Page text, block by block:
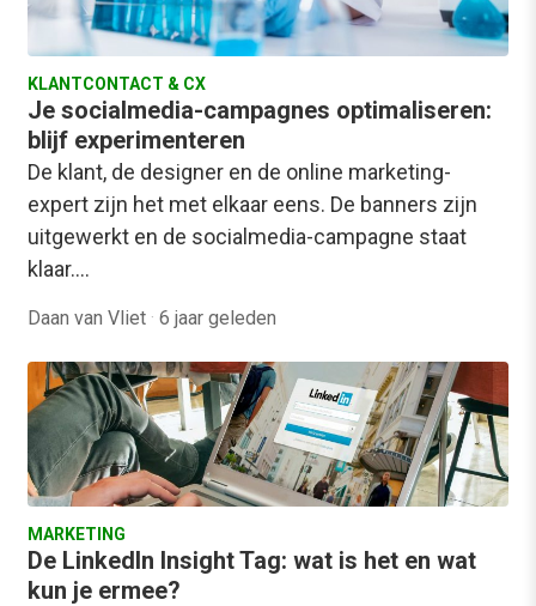
KLANTCONTACT & CX
Je socialmedia-campagnes optimaliseren:
blijf experimenteren
De klant, de designer en de online marketing-
expert zijn het met elkaar eens. De banners zijn
uitgewerkt en de socialmedia-campagne staat
klaar.…
Daan van Vliet · 6 jaar geleden
MARKETING
De LinkedIn Insight Tag: wat is het en wat
kun je ermee?